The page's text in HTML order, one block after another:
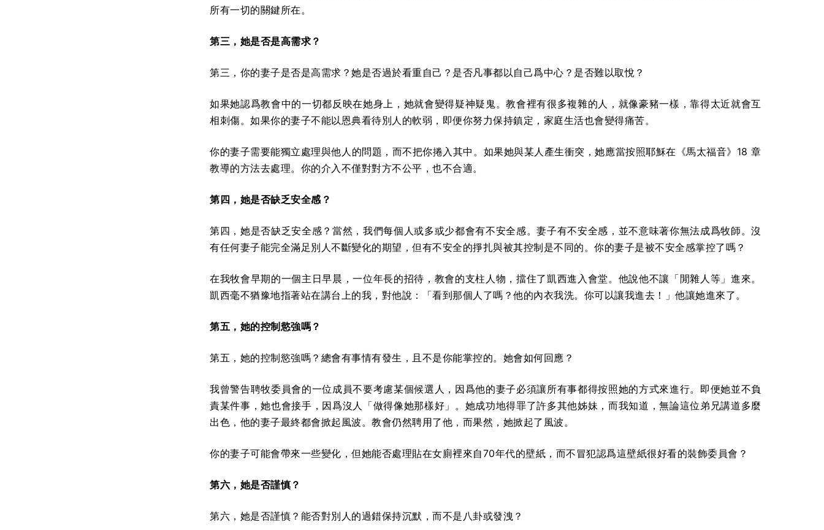
所有一切的關鍵所在。
第三，她是否是高需求？
第三，你的妻子是否是高需求？她是否過於看重自己？是否凡事都以自己爲中心？是否難以取悅？
如果她認爲教會中的一切都反映在她身上，她就會變得疑神疑鬼。教會裡有很多複雜的人，就像豪豬一樣，靠得太近就會互
相刺傷。如果你的妻子不能以恩典看待別人的軟弱，即便你努力保持鎮定，家庭生活也會變得痛苦。
你的妻子需要能獨立處理與他人的問題，而不把你捲入其中。如果她與某人產生衝突，她應當按照耶穌在《馬太福音》18 章
教導的方法去處理。你的介入不僅對對方不公平，也不合適。
第四，她是否缺乏安全感？
第四，她是否缺乏安全感？當然，我們每個人或多或少都會有不安全感。妻子有不安全感，並不意味著你無法成爲牧師。沒
有任何妻子能完全滿足別人不斷變化的期望，但有不安全的掙扎與被其控制是不同的。你的妻子是被不安全感掌控了嗎？
在我牧會早期的一個主日早晨，一位年長的招待，教會的支柱人物，擋住了凱西進入會堂。他說他不讓「閒雜人等」進來。
凱西毫不猶豫地指著站在講台上的我，對他說：「看到那個人了嗎？他的內衣我洗。你可以讓我進去！」他讓她進來了。
第五，她的控制慾強嗎？
第五，她的控制慾強嗎？總會有事情有發生，且不是你能掌控的。她會如何回應？
我曾警告聘牧委員會的一位成員不要考慮某個候選人，因爲他的妻子必須讓所有事都得按照她的方式來進行。即便她並不負
責某件事，她也會接手，因爲沒人「做得像她那樣好」。她成功地得罪了許多其他姊妹，而我知道，無論這位弟兄講道多麼
出色，他的妻子最終都會掀起風波。教會仍然聘用了他，而果然，她掀起了風波。
你的妻子可能會帶來一些變化，但她能否處理貼在女廁裡來自70年代的壁紙，而不冒犯認爲這壁紙很好看的裝飾委員會？
第六，她是否謹慎？
第六，她是否謹慎？能否對別人的過錯保持沉默，而不是八卦或發洩？